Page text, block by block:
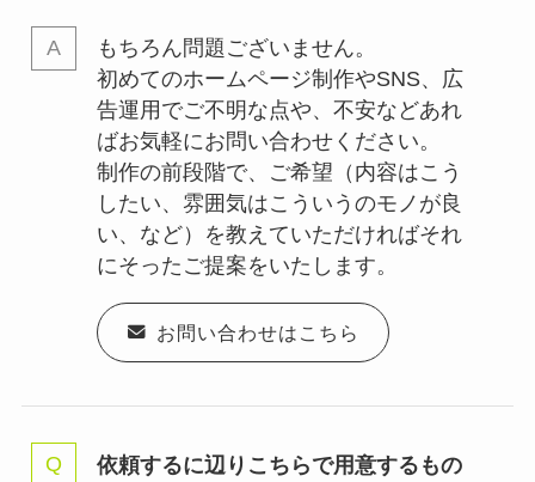
もちろん問題ございません。
初めてのホームページ制作やSNS、広
告運用でご不明な点や、不安などあれ
ばお気軽にお問い合わせください。
制作の前段階で、ご希望（内容はこう
したい、雰囲気はこういうのモノが良
い、など）を教えていただければそれ
にそったご提案をいたします。
お問い合わせはこちら
依頼するに辺りこちらで用意するもの